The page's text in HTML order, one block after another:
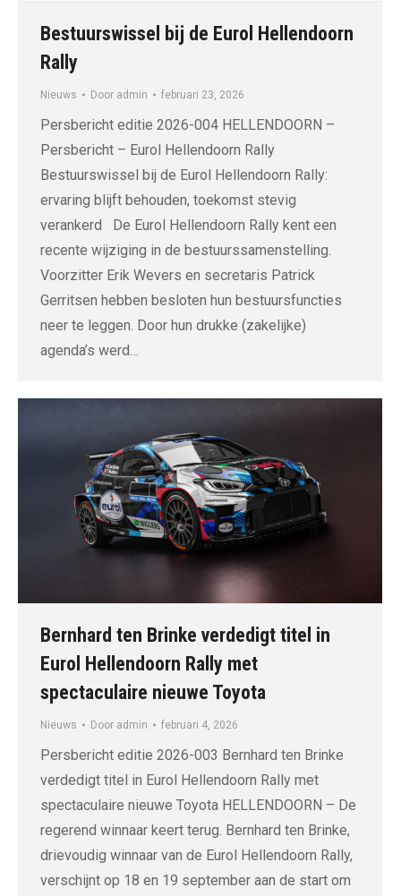
Bestuurswissel bij de Eurol Hellendoorn
Rally
Nieuws Door admin februari 23, 2026
Persbericht editie 2026-004 HELLENDOORN –
Persbericht – Eurol Hellendoorn Rally
Bestuurswissel bij de Eurol Hellendoorn Rally:
ervaring blijft behouden, toekomst stevig
verankerd De Eurol Hellendoorn Rally kent een
recente wijziging in de bestuurssamenstelling.
Voorzitter Erik Wevers en secretaris Patrick
Gerritsen hebben besloten hun bestuursfuncties
neer te leggen. Door hun drukke (zakelijke)
agenda’s werd…
Bernhard ten Brinke verdedigt titel in
Eurol Hellendoorn Rally met
spectaculaire nieuwe Toyota
Nieuws Door admin februari 4, 2026
Persbericht editie 2026-003 Bernhard ten Brinke
verdedigt titel in Eurol Hellendoorn Rally met
spectaculaire nieuwe Toyota HELLENDOORN – De
regerend winnaar keert terug. Bernhard ten Brinke,
drievoudig winnaar van de Eurol Hellendoorn Rally,
verschijnt op 18 en 19 september aan de start om